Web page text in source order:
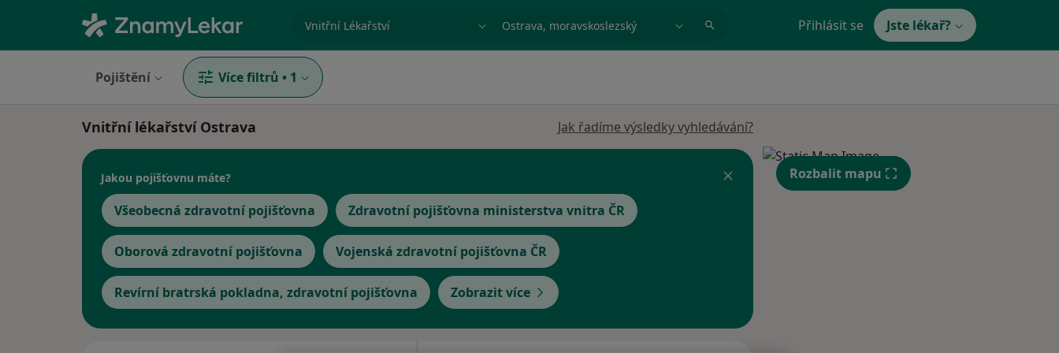
specializace, nemoc nebo příjmení Přihlásit se Jste lékař?
Pojištění Více filtrů • 1
Vnitřní lékařství Ostrava Jak řadíme výsledky vyhledávání?
Jakou pojišťovnu máte?
Všeobecná zdravotní pojišťovna Zdravotní pojišťovna ministerstva vnitra ČR
Oborová zdravotní pojišťovna Vojenská zdravotní pojišťovna ČR
Revírní bratrská pokladna, zdravotní pojišťovna Zobrazit více
Rozbalit mapu